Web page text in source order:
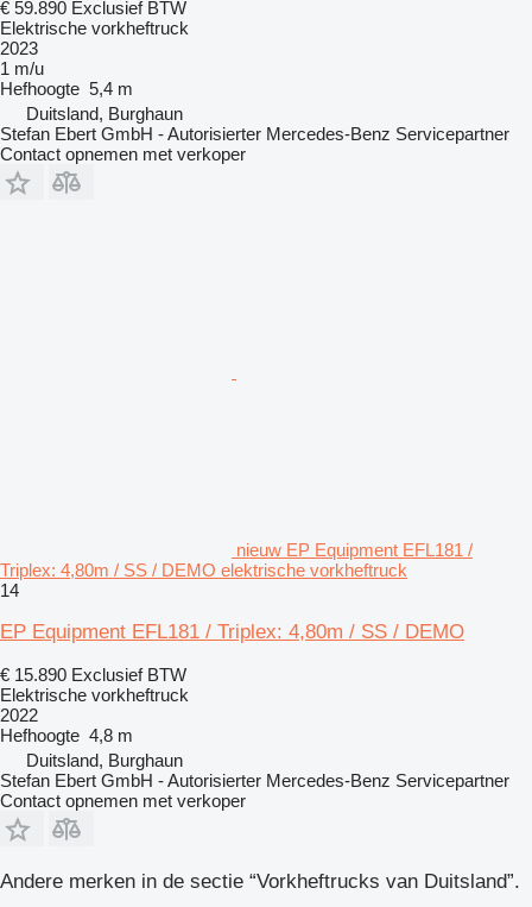
€ 59.890 Exclusief BTW
Elektrische vorkheftruck
2023
1 m/u
Hefhoogte 5,4 m
Duitsland, Burghaun
Stefan Ebert GmbH - Autorisierter Mercedes-Benz Servicepartner
Contact opnemen met verkoper
nieuw EP Equipment EFL181 /
Triplex: 4,80m / SS / DEMO elektrische vorkheftruck
14
EP Equipment EFL181 / Triplex: 4,80m / SS / DEMO
€ 15.890 Exclusief BTW
Elektrische vorkheftruck
2022
Hefhoogte 4,8 m
Duitsland, Burghaun
Stefan Ebert GmbH - Autorisierter Mercedes-Benz Servicepartner
Contact opnemen met verkoper
Andere merken in de sectie “Vorkheftrucks van Duitsland”.